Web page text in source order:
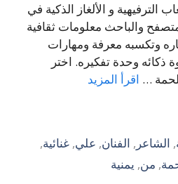
و الألغاز الذكية في
والباحث معلومات ثقافية
وتكسبه معرفة ومهارات
ذكائه وحدة تفكيره. اختر
… اقرأ المزيد
, الشاعر , الفنان, علي,غنائية,
, من, يمنية